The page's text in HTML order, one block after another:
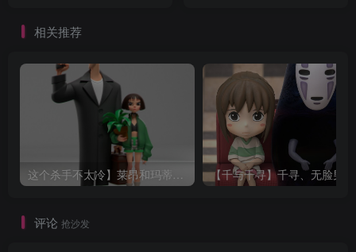
相关推荐
这个杀手不太冷】莱昂和玛蒂尔达
评论 抢沙发